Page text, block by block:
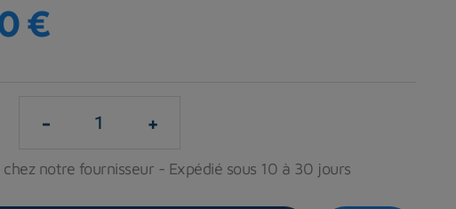
€
- +
chez notre fournisseur - Expédié sous 10 à 30 jours